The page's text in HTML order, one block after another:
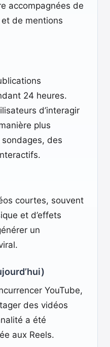
accompagnées de
de mentions
24 heures.
d’interagir
plus
des
courtes, souvent
et d’effets
un
YouTube,
des vidéos
a été
aux Reels.